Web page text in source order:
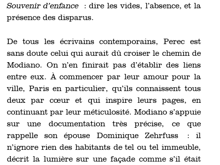
Souvenir d’enfance: dire les vides, l’absence, et la
présence des disparus.
De tous les écrivains contemporains, Perec est
sans doute celui qui aurait dû croiser le chemin de
Modiano. On n’en finirait pas d’établir des liens
entre eux. À commencer par leur amour pour la
ville, Paris en particulier, qu’ils connaissent tous
deux par cœur et qui inspire leurs pages, en
continuant par leur méticulosité. Modiano s’appuie
sur une documentation très précise, ce que
rappelle son épouse Dominique Zehrfuss : il
n’ignore rien des habitants de tel ou tel immeuble,
décrit la lumière sur une façade comme s’il était